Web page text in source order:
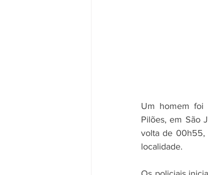
Um homem foi
Pilões, em São
volta de 00h55,
localidade.